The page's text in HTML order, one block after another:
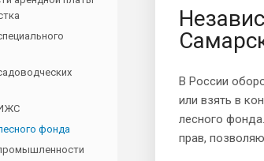
В России
или взять в
лесного
прав,
фонда